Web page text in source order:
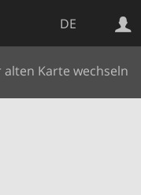
DE
alten Karte wechseln